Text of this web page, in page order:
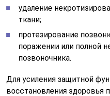
удаление
ткани;
протезирование
поражении или полной
позвоночника.
Для усиления защитной
восстановления здоровья